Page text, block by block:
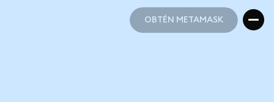
OBTÉN METAMASK